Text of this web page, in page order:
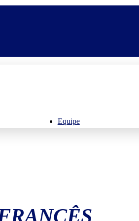
Equipe